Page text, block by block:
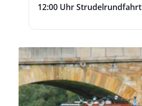
12:00 Uhr Strudelrundfahrt